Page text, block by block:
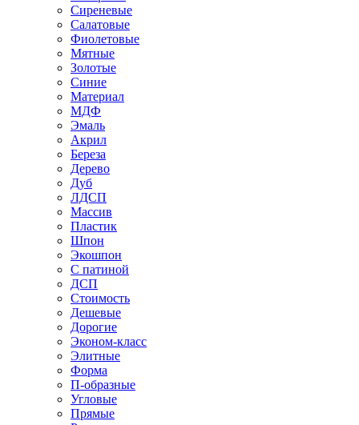
Сиреневые
Салатовые
Фиолетовые
Мятные
Золотые
Синие
Материал
МДФ
Эмаль
Акрил
Береза
Дерево
Дуб
ЛДСП
Массив
Пластик
Шпон
Экошпон
С патиной
ДСП
Стоимость
Дешевые
Дорогие
Эконом-класс
Элитные
Форма
П-образные
Угловые
Прямые